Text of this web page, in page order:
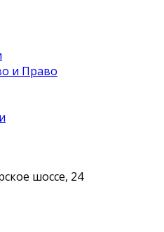
и Право
шоссе, 24